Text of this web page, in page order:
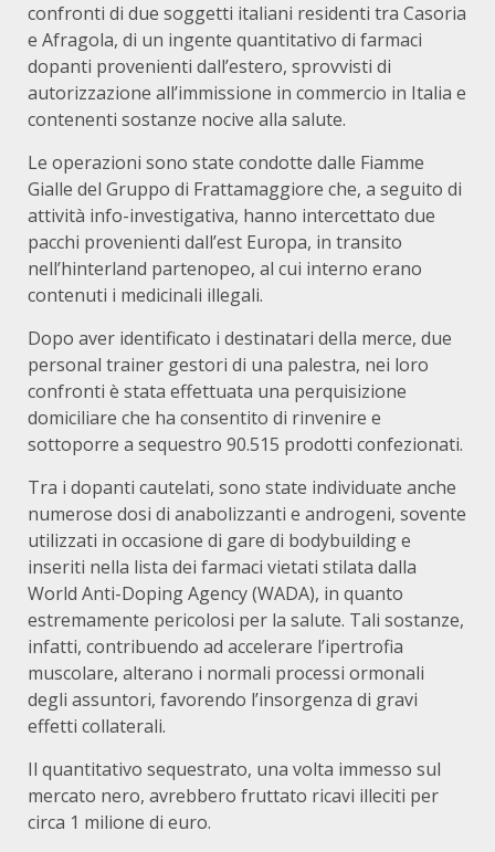
confronti di due soggetti italiani residenti tra Casoria
e Afragola, di un ingente quantitativo di farmaci
dopanti provenienti dall’estero, sprovvisti di
autorizzazione all’immissione in commercio in Italia e
contenenti sostanze nocive alla salute.
Le operazioni sono state condotte dalle Fiamme
Gialle del Gruppo di Frattamaggiore che, a seguito di
attività info-investigativa, hanno intercettato due
pacchi provenienti dall’est Europa, in transito
nell’hinterland partenopeo, al cui interno erano
contenuti i medicinali illegali.
Dopo aver identificato i destinatari della merce, due
personal trainer gestori di una palestra, nei loro
confronti è stata effettuata una perquisizione
domiciliare che ha consentito di rinvenire e
sottoporre a sequestro 90.515 prodotti confezionati.
Tra i dopanti cautelati, sono state individuate anche
numerose dosi di anabolizzanti e androgeni, sovente
utilizzati in occasione di gare di bodybuilding e
inseriti nella lista dei farmaci vietati stilata dalla
World Anti-Doping Agency (WADA), in quanto
estremamente pericolosi per la salute. Tali sostanze,
infatti, contribuendo ad accelerare l’ipertrofia
muscolare, alterano i normali processi ormonali
degli assuntori, favorendo l’insorgenza di gravi
effetti collaterali.
Il quantitativo sequestrato, una volta immesso sul
mercato nero, avrebbero fruttato ricavi illeciti per
circa 1 milione di euro.